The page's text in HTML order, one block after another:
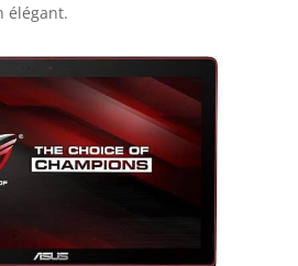
élégant.